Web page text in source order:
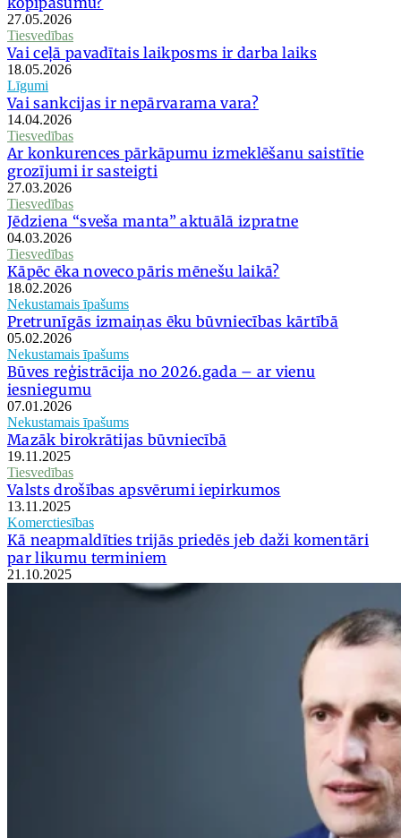
27.05.2026
Tiesvedības
Vai ceļā pavadītais laikposms ir darba laiks
18.05.2026
Līgumi
Vai sankcijas ir nepārvarama vara?
14.04.2026
Tiesvedības
Ar konkurences pārkāpumu izmeklēšanu saistītie
grozījumi ir sasteigti
27.03.2026
Tiesvedības
Jēdziena “sveša manta” aktuālā izpratne
04.03.2026
Tiesvedības
Kāpēc ēka noveco pāris mēnešu laikā?
18.02.2026
Nekustamais īpašums
Pretrunīgās izmaiņas ēku būvniecības kārtībā
05.02.2026
Nekustamais īpašums
Būves reģistrācija no 2026.gada – ar vienu
iesniegumu
07.01.2026
Nekustamais īpašums
Mazāk birokrātijas būvniecībā
19.11.2025
Tiesvedības
Valsts drošības apsvērumi iepirkumos
13.11.2025
Komerctiesības
Kā neapmaldīties trijās priedēs jeb daži komentāri
par likumu terminiem
21.10.2025